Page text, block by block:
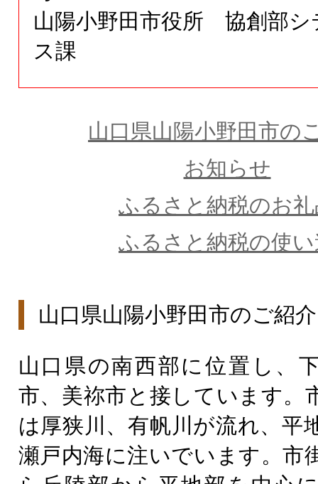
山陽小野田市役所 協創部シ
ス課
山口県山陽小野田市の
お知らせ
ふるさと納税のお
ふるさと納税の使
山口県山陽小野田市のご紹介
山口県の南西部に位置し、
市、美祢市と接しています。
は厚狭川、有帆川が流れ、平
瀬戸内海に注いでいます。市